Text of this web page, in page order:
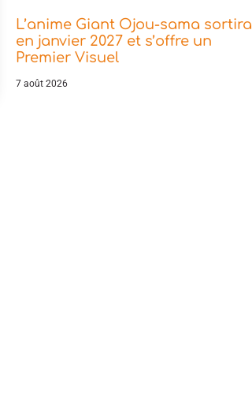
L’anime Giant Ojou-sama sortira
en janvier 2027 et s’offre un
Premier Visuel
7 août 2026